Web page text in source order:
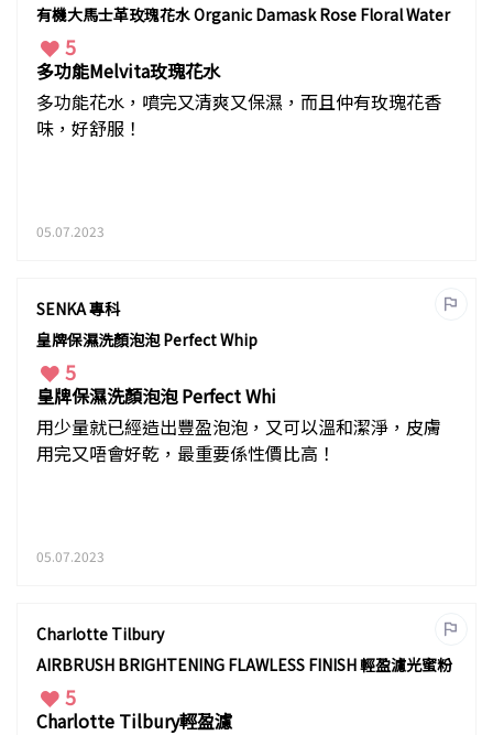
有機大馬士革玫瑰花水 Organic Damask Rose Floral Water
5
多功能Melvita玫瑰花水
多功能花水，噴完又清爽又保濕，而且仲有玫瑰花香
味，好舒服！
05.07.2023
SENKA 專科
皇牌保濕洗顏泡泡 Perfect Whip
5
皇牌保濕洗顏泡泡 Perfect Whi
用少量就已經造出豐盈泡泡，又可以溫和潔淨，皮膚
用完又唔會好乾，最重要係性價比高！
05.07.2023
Charlotte Tilbury
AIRBRUSH BRIGHTENING FLAWLESS FINISH 輕盈濾光蜜粉
5
Charlotte Tilbury輕盈濾